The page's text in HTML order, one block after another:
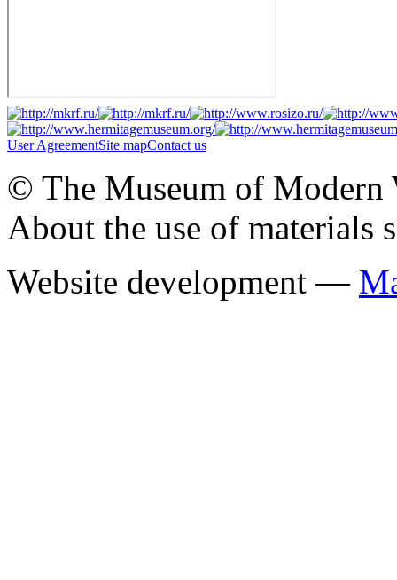
User AgreementSite mapContact us
© The Museum of Modern
About the use of materials
Website development —